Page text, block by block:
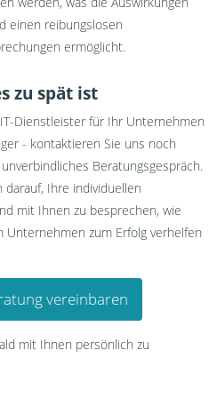
einen reibungslosen
ermöglicht.
zu spät ist
Dienstleister für Ihr Unternehmen
- kontaktieren Sie uns noch
Beratungsgespräch.
Ihre individuellen
mit Ihnen zu besprechen, wie
zum Erfolg verhelfen
vereinbaren
mit Ihnen persönlich zu